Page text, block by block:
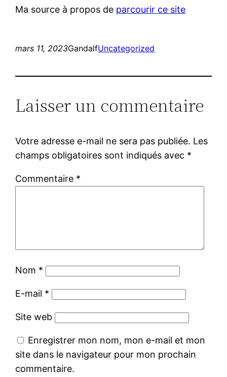
Ma source à propos de parcourir ce site
mars 11, 2023GandalfUncategorized
Laisser un commentaire
Votre adresse e-mail ne sera pas publiée. Les
champs obligatoires sont indiqués avec *
Commentaire *
Nom *
E-mail *
Site web
Enregistrer mon nom, mon e-mail et mon
site dans le navigateur pour mon prochain
commentaire.